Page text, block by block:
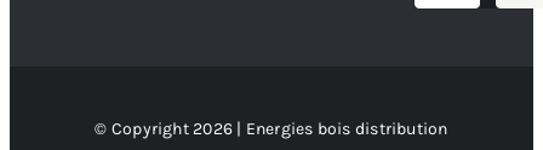
© Copyright 2026 | Energies bois distribution